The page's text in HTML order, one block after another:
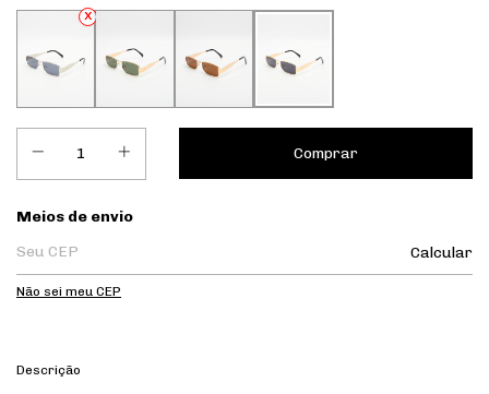
Entregas para o CEP:
Meios de envio
Calcular
Não sei meu CEP
Descrição